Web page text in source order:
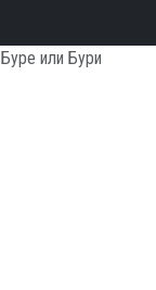
Буре или Бури